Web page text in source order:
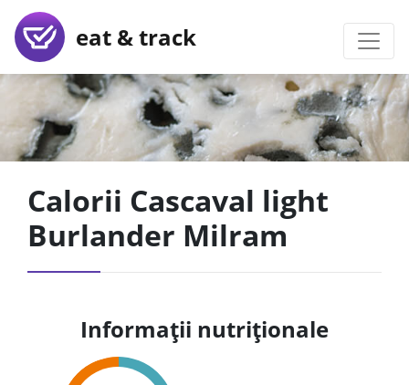
eat & track
Calorii Cascaval light
Burlander Milram
Informații nutriționale